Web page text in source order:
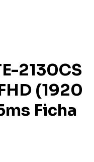
2130CS
(1920
Ficha